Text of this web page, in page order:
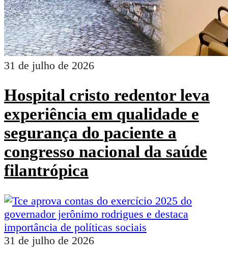
31 de julho de 2026
Hospital cristo redentor leva
experiência em qualidade e
segurança do paciente a
congresso nacional da saúde
filantrópica
31 de julho de 2026